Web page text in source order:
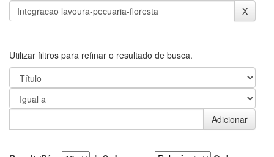
Utilizar filtros para refinar o resultado de busca.